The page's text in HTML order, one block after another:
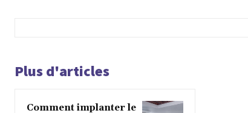
Plus d'articles
Comment implanter le